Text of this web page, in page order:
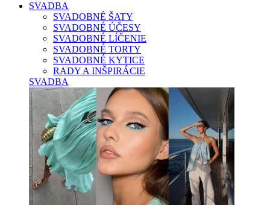
SVADBA
SVADOBNÉ ŠATY
SVADOBNÉ ÚČESY
SVADOBNÉ LÍČENIE
SVADOBNÉ TORTY
SVADOBNÉ KYTICE
RADY A INŠPIRÁCIE
SVADBA